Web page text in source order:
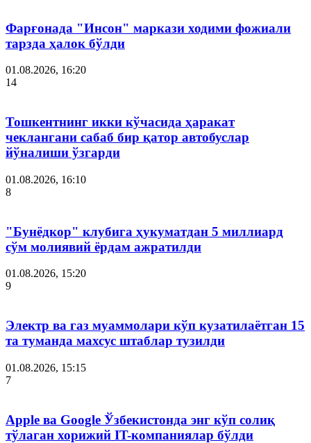
Фарғонада "Инсон" маркази ходими фожиали
тарзда ҳалок бўлди
01.08.2026, 16:20
14
Тошкентнинг икки кўчасида ҳаракат
чеклангани сабаб бир қатор автобуслар
йўналиши ўзгарди
01.08.2026, 16:10
8
"Бунёдкор" клубига ҳукуматдан 5 миллиард
сўм молиявий ёрдам ажратилди
01.08.2026, 15:20
9
Электр ва газ муаммолари кўп кузатилаётган 15
та туманда махсус штаблар тузилди
01.08.2026, 15:15
7
Apple ва Google Ўзбекистонда энг кўп солиқ
тўлаган хорижий IT-компаниялар бўлди